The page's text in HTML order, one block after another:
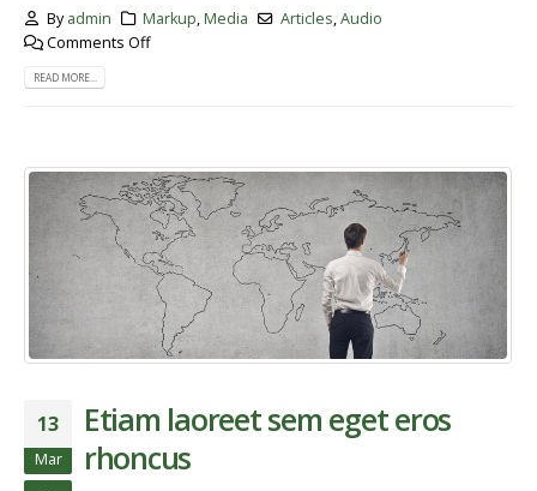
Byadmin Markup,Media Articles,Audio
Comments Off
READ MORE...
13
Mar
Etiam laoreet sem eget eros
rhoncus